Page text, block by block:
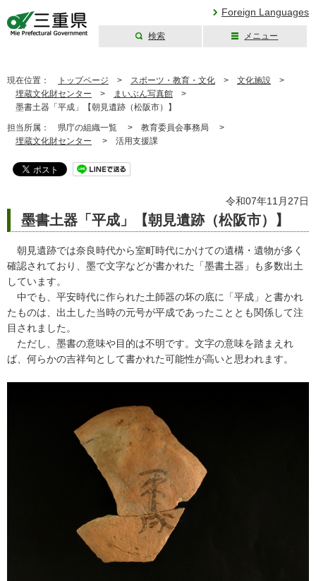
Foreign Languages
検索 メニュー
現在位置： トップページ > スポーツ・教育・文化 > 文化施設 >
埋蔵文化財センター > まいぶん写真館 >
墨書土器「平成」【朝見遺跡（松阪市）】
担当所属： 県庁の組織一覧 > 教育委員会事務局 >
埋蔵文化財センター > 活用支援課
令和07年11月27日
墨書土器「平成」【朝見遺跡（松阪市）】
朝見遺跡では奈良時代から室町時代にかけての遺構・遺物が多く
確認されており、墨で文字などが書かれた「墨書土器」も多数出土
しています。
中でも、平安時代に作られた土師器の坏の底に「平成」と書かれ
たものは、出土した当時の元号が平成であったこととも関係して注
目されました。
ただし、墨書の意味や目的は不明です。文字の意味を踏まえれ
ば、何らかの吉祥句として書かれた可能性が高いと思われます。